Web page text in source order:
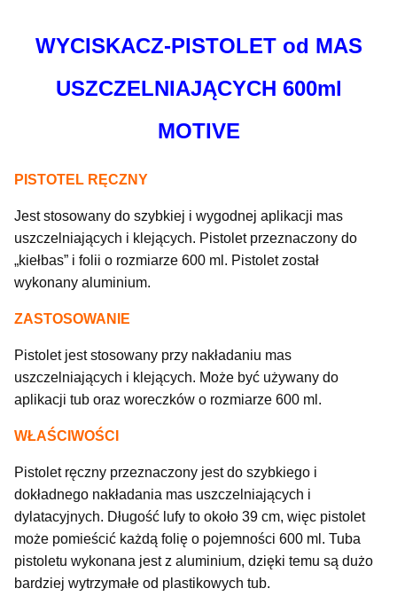
WYCISKACZ-PISTOLET od MAS
USZCZELNIAJĄCYCH 600ml
MOTIVE
PISTOTEL RĘCZNY
Jest stosowany do szybkiej i wygodnej aplikacji mas
uszczelniających i klejących. Pistolet przeznaczony do
„kiełbas” i folii o rozmiarze 600 ml. Pistolet został
wykonany aluminium.
ZASTOSOWANIE
Pistolet jest stosowany przy nakładaniu mas
uszczelniających i klejących. Może być używany do
aplikacji tub oraz woreczków o rozmiarze 600 ml.
WŁAŚCIWOŚCI
Pistolet ręczny przeznaczony jest do szybkiego i
dokładnego nakładania mas uszczelniających i
dylatacyjnych. Długość lufy to około 39 cm, więc pistolet
może pomieścić każdą folię o pojemności 600 ml. Tuba
pistoletu wykonana jest z aluminium, dzięki temu są dużo
bardziej wytrzymałe od plastikowych tub.